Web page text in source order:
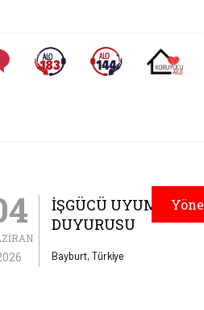
Sıkça Sorulan SorularAlo 183 (yeni sekmede açılır)
Alo 144 (yeni
İŞGÜCÜ UYUM
DUYURUSU
Bayburt, Türkiye